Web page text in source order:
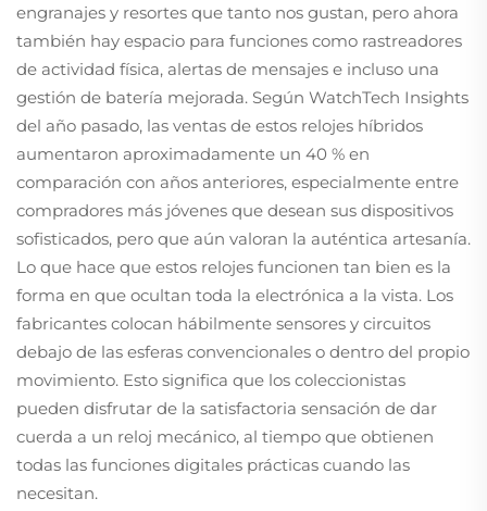
engranajes y resortes que tanto nos gustan, pero ahora
también hay espacio para funciones como rastreadores
de actividad física, alertas de mensajes e incluso una
gestión de batería mejorada. Según WatchTech Insights
del año pasado, las ventas de estos relojes híbridos
aumentaron aproximadamente un 40 % en
comparación con años anteriores, especialmente entre
compradores más jóvenes que desean sus dispositivos
sofisticados, pero que aún valoran la auténtica artesanía.
Lo que hace que estos relojes funcionen tan bien es la
forma en que ocultan toda la electrónica a la vista. Los
fabricantes colocan hábilmente sensores y circuitos
debajo de las esferas convencionales o dentro del propio
movimiento. Esto significa que los coleccionistas
pueden disfrutar de la satisfactoria sensación de dar
cuerda a un reloj mecánico, al tiempo que obtienen
todas las funciones digitales prácticas cuando las
necesitan.